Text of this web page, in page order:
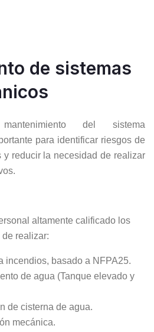
de sistemas
del sistema
para identificar riesgos de
y reducir la necesidad de realizar
altamente calificado los
realizar:
incendios, basado a NFPA25.
de agua (Tanque elevado y
de cisterna de agua.
mecánica.